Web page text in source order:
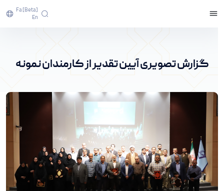
Fa [beta]
En
خبری دانشگاه اراک
گزارش تصویری آیین تقدیر از کارمندان نمونه